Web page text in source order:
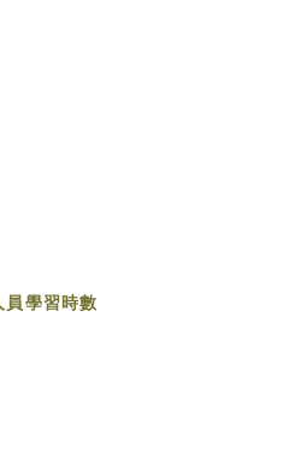
員學習時數